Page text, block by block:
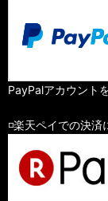
PayPalアカウント
◽️楽天ペイでの決済